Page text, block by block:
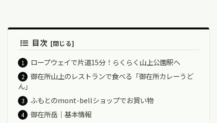
目次
ロープウェイで片道15分！らくらく山上公園駅へ
御在所山上のレストランで食べる「御在所カレーうど
ん」
ふもとのmont-bellショップでお買い物
御在所岳｜基本情報